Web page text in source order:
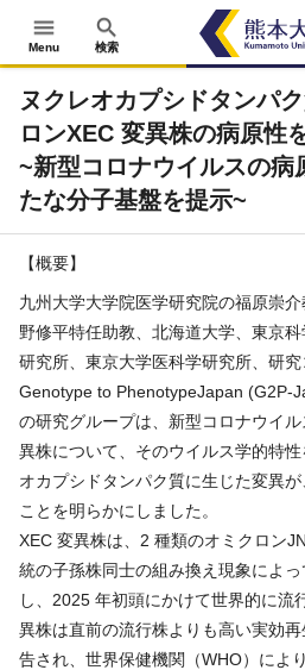
menu
Menu
search
検索
ヌクレオカプシドタンパ
ロンXEC 変異株の病原性
~新型コロナウイルスの病
たな分子基盤を提示~
【概要】
九州大学大学院医学研究院の福原崇
野修平特任助教、北海道大学、東京
研究所、東京大学医科学研究所、研
Genotype to PhenotypeJapan (G2P-
の研究グループは、新型コロナウイ
異株について、そのウイルス学的特
オカプシドタンパク質に生じた変異
ことを明らかにしました。
XEC 変異株は、2 種類のオミクロン
統の子孫株同士の組み換え現象によ
し、2025 年初頭にかけて世界的に流
異株は直前の流行株よりも高い実効
告され、世界保健機関（WHO）によ